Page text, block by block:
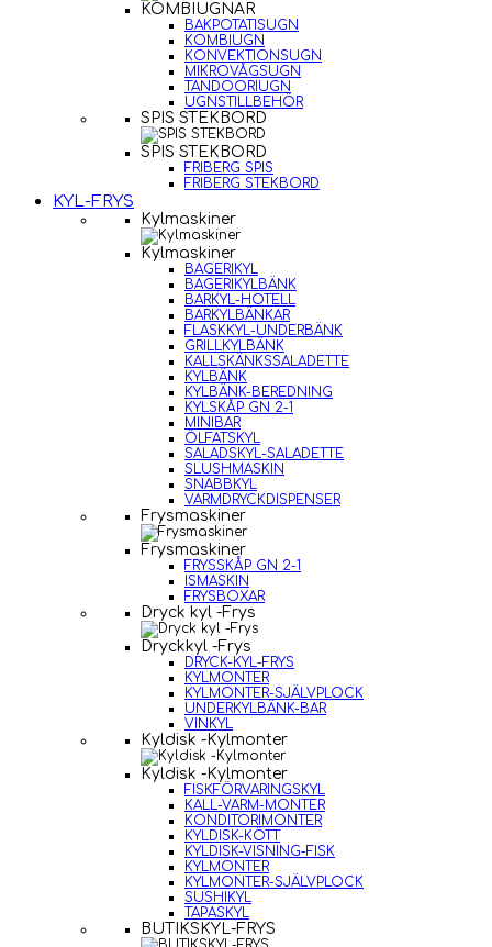
KOMBIUGNAR
BAKPOTATISUGN
KOMBIUGN
KONVEKTIONSUGN
MIKROVÅGSUGN
TANDOORIUGN
UGNSTILLBEHÖR
SPIS STEKBORD
SPIS STEKBORD
FRIBERG SPIS
FRIBERG STEKBORD
KYL-FRYS
Kylmaskiner
Kylmaskiner
BAGERIKYL
BAGERIKYLBÄNK
BARKYL-HOTELL
BARKYLBÄNKAR
FLASKKYL-UNDERBÄNK
GRILLKYLBÄNK
KALLSKÄNKSSALADETTE
KYLBÄNK
KYLBÄNK-BEREDNING
KYLSKÅP GN 2-1
MINIBAR
ÖLFATSKYL
SALADSKYL-SALADETTE
SLUSHMASKIN
SNABBKYL
VARMDRYCKDISPENSER
Frysmaskiner
Frysmaskiner
FRYSSKÅP GN 2-1
ISMASKIN
FRYSBOXAR
Dryck kyl -Frys
Dryckkyl -Frys
DRYCK-KYL-FRYS
KYLMONTER
KYLMONTER-SJÄLVPLOCK
UNDERKYLBÄNK-BAR
VINKYL
Kyldisk -Kylmonter
Kyldisk -Kylmonter
FISKFÖRVARINGSKYL
KALL-VARM-MONTER
KONDITORIMONTER
KYLDISK-KÖTT
KYLDISK-VISNING-FISK
KYLMONTER
KYLMONTER-SJÄLVPLOCK
SUSHIKYL
TAPASKYL
BUTIKSKYL-FRYS